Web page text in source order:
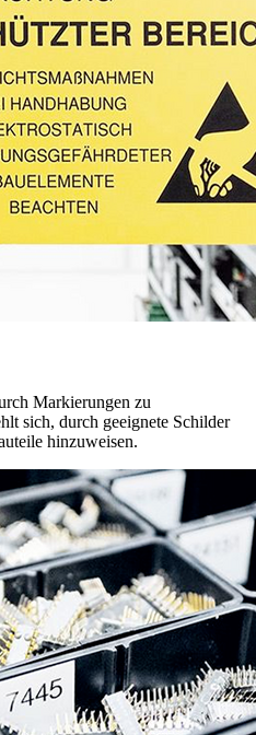
Bauteile sorgen
Flügeltürschränke sowie ESD-
ESD-Behältern.